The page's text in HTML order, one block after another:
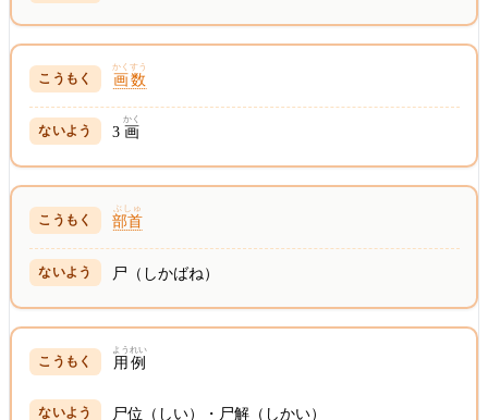
画数
かくすう
3 画
かく
部首
ぶしゅ
尸（しかばね）
用例
ようれい
尸位（しい）・尸解（しかい）